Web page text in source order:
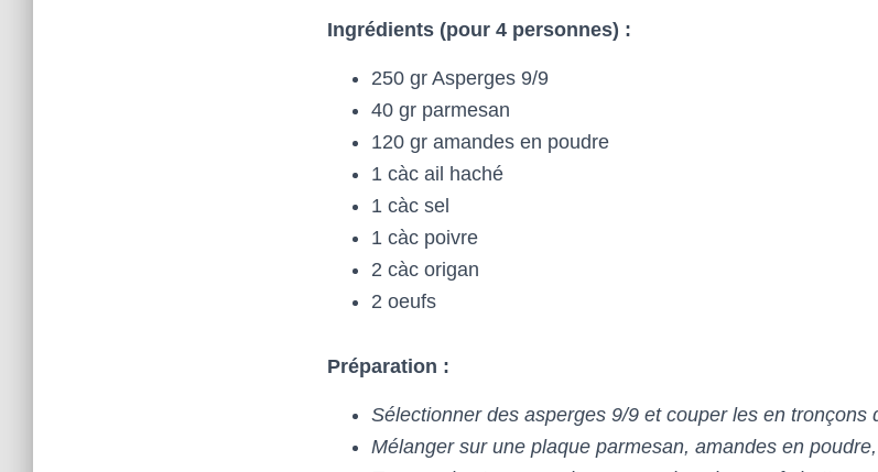
Ingrédients (pour 4 personnes) :
250 gr Asperges 9/9
40 gr parmesan
120 gr amandes en poudre
1 càc ail haché
1 càc sel
1 càc poivre
2 càc origan
2 oeufs
Préparation :
Sélectionner des asperges 9/9 et couper les en tronçons
Mélanger sur une plaque parmesan, amandes en